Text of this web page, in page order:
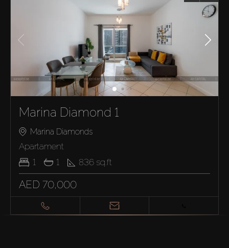
Marina Diamond 1
Marina Diamonds
Apartament
1
1 836 sq.ft
AED 70,000